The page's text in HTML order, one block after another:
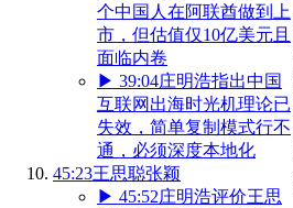
个中国人在阿联酋做到上
市，但估值仅10亿美元且
面临内卷
▶ 39:04庄明浩指出中国
互联网出海时光机理论已
失效，简单复制模式行不
通，必须深度本地化
45:23王思聪张颖
▶ 45:52庄明浩评价王思